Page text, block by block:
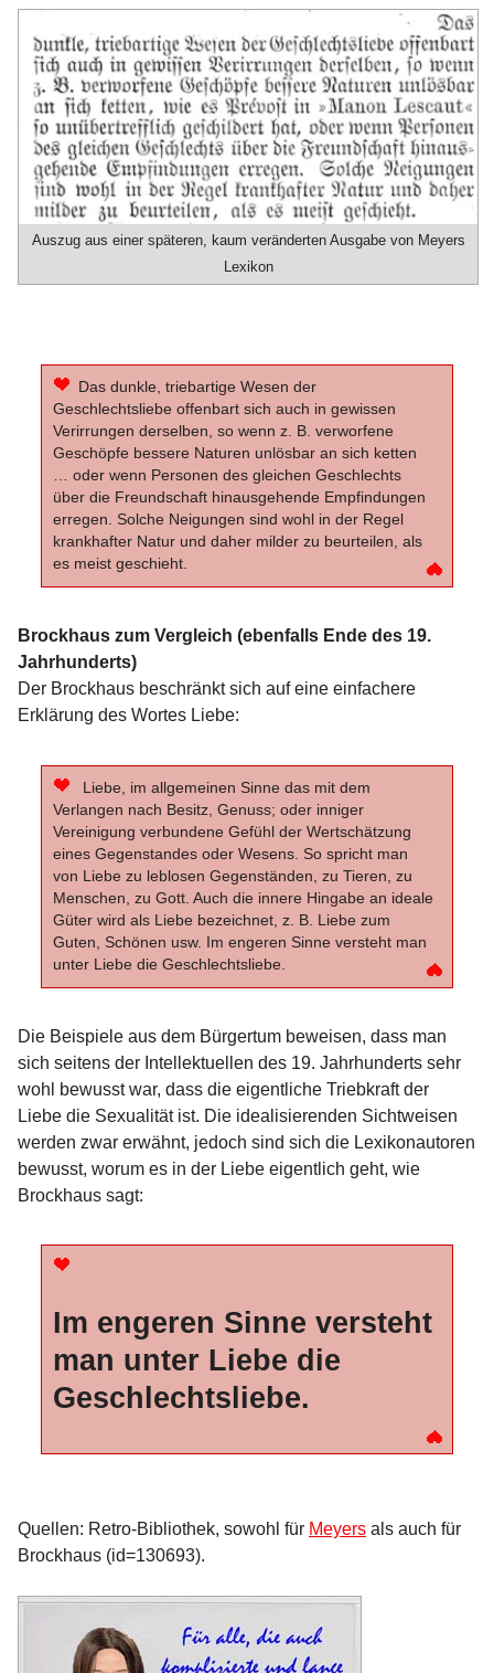
Auszug aus einer späteren, kaum veränderten Ausgabe von Meyers
Lexikon
Das dunkle, triebartige Wesen der
Geschlechtsliebe offenbart sich auch in gewissen
Verirrungen derselben, so wenn z. B. verworfene
Geschöpfe bessere Naturen unlösbar an sich ketten
… oder wenn Personen des gleichen Geschlechts
über die Freundschaft hinausgehende Empfindungen
erregen. Solche Neigungen sind wohl in der Regel
krankhafter Natur und daher milder zu beurteilen, als
es meist geschieht.
Brockhaus zum Vergleich (ebenfalls Ende des 19.
Jahrhunderts)
Der Brockhaus beschränkt sich auf eine einfachere
Erklärung des Wortes Liebe:
Liebe, im allgemeinen Sinne das mit dem
Verlangen nach Besitz, Genuss; oder inniger
Vereinigung verbundene Gefühl der Wertschätzung
eines Gegenstandes oder Wesens. So spricht man
von Liebe zu leblosen Gegenständen, zu Tieren, zu
Menschen, zu Gott. Auch die innere Hingabe an ideale
Güter wird als Liebe bezeichnet, z. B. Liebe zum
Guten, Schönen usw. Im engeren Sinne versteht man
unter Liebe die Geschlechtsliebe.
Die Beispiele aus dem Bürgertum beweisen, dass man
sich seitens der Intellektuellen des 19. Jahrhunderts sehr
wohl bewusst war, dass die eigentliche Triebkraft der
Liebe die Sexualität ist. Die idealisierenden Sichtweisen
werden zwar erwähnt, jedoch sind sich die Lexikonautoren
bewusst, worum es in der Liebe eigentlich geht, wie
Brockhaus sagt:
Im engeren Sinne versteht
man unter Liebe die
Geschlechtsliebe.
Quellen: Retro-Bibliothek, sowohl für Meyers als auch für
Brockhaus (id=130693).